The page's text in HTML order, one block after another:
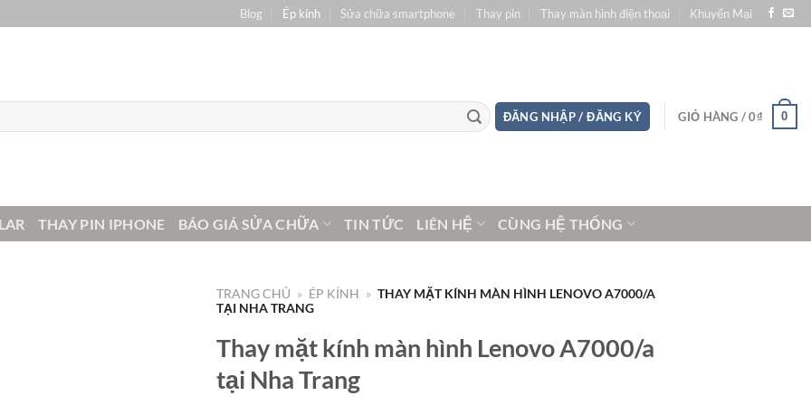
Blog Ép kính Sửa chữa smartphone Thay pin Thay màn hình điện thoại Khuyến Mại
ĐĂNG NHẬP / ĐĂNG KÝ GIỎ HÀNG /0₫ 0
THAY PIN IPHONE BÁO GIÁ SỬA CHỮA TIN TỨC LIÊN HỆ CÙNG HỆ THỐNG
TRANG CHỦ » ÉP KÍNH » THAY MẶT KÍNH MÀN HÌNH LENOVO A7000/A
TẠI NHA TRANG
Thay mặt kính màn hình Lenovo A7000/a
tại Nha Trang